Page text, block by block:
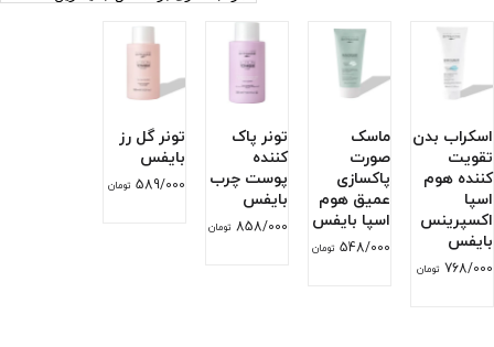
اسکراب بدن
تقویت
کننده هوم
اسپا
اکسپرینس
بایفس
768/000 تومان
ماسک
صورت
پاکسازی
عمیق هوم
اسپا بایفس
548/000 تومان
تونر پاک
کننده
پوست چرب
بایفس
858/000 تومان
تونر گل رز
بایفس
589/000 تومان